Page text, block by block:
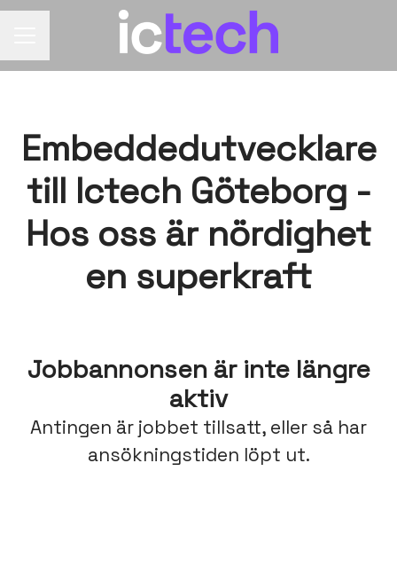
Embeddedutvecklare
till Ictech Göteborg -
Hos oss är nördighet
en superkraft
Jobbannonsen är inte längre
aktiv
Antingen är jobbet tillsatt, eller så har
ansökningstiden löpt ut.